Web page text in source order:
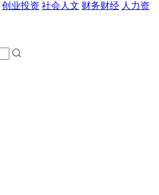
创业投资 社会人文 财务财经 人力资